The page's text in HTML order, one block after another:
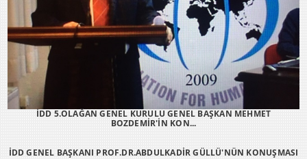
İDD 5.OLAĞAN GENEL KURULU GENEL BAŞKAN MEHMET
BOZDEMİR'İN KON...
İDD GENEL BAŞKANI PROF.DR.ABDULKADİR GÜLLÜ'NÜN KONUŞMASI